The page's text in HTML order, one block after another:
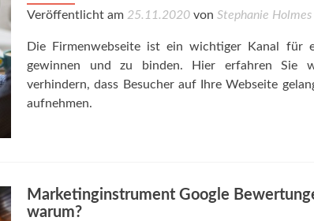
Veröffentlicht am 25.11.2020 von Stephanie Holmes
Die Firmenwebseite ist ein wichtiger Kanal für
gewinnen und zu binden. Hier erfahren Sie
verhindern, dass Besucher auf Ihre Webseite
aufnehmen.
Marketinginstrument Google
warum?